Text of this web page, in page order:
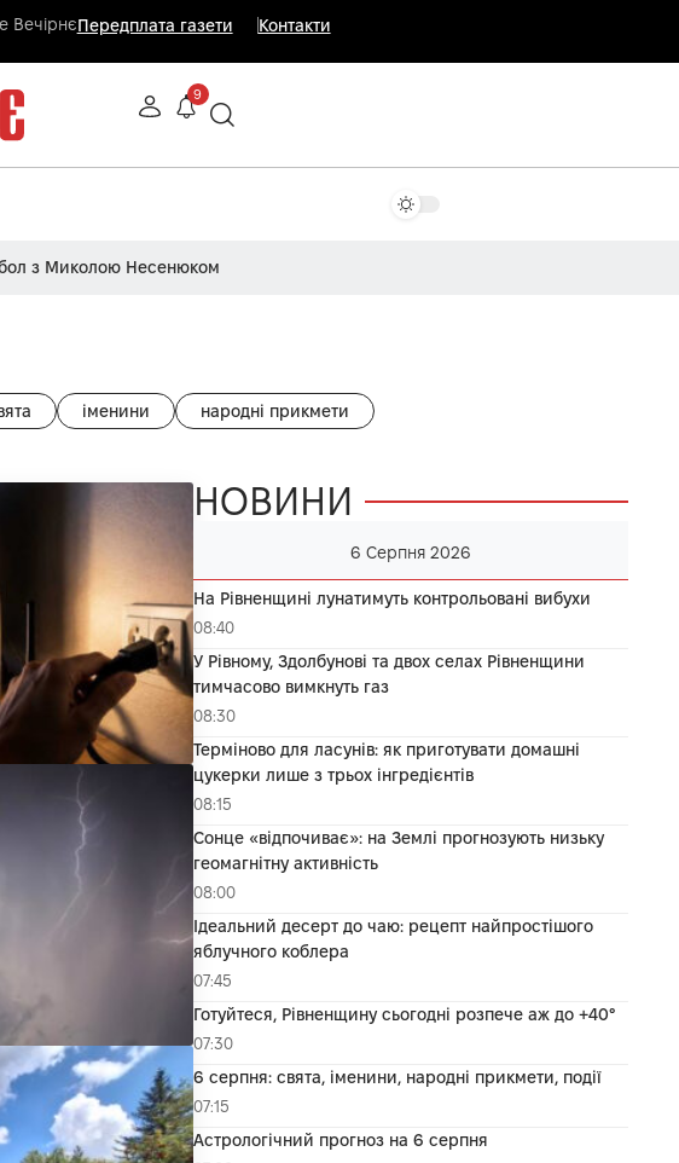
ВечірнєПередплата газети Контакти
9
з Миколою Несенюком
іменини народні прикмети
НОВИНИ
6 Серпня 2026
На Рівненщині лунатимуть контрольовані вибухи
08:40
У Рівному, Здолбунові та двох селах Рівненщини
тимчасово вимкнуть газ
08:30
Терміново для ласунів: як приготувати домашні
цукерки лише з трьох інгредієнтів
08:15
Сонце «відпочиває»: на Землі прогнозують низьку
геомагнітну активність
08:00
Ідеальний десерт до чаю: рецепт найпростішого
яблучного коблера
07:45
Готуйтеся, Рівненщину сьогодні розпече аж до +40°
07:30
6 серпня: свята, іменини, народні прикмети, події
07:15
Астрологічний прогноз на 6 серпня